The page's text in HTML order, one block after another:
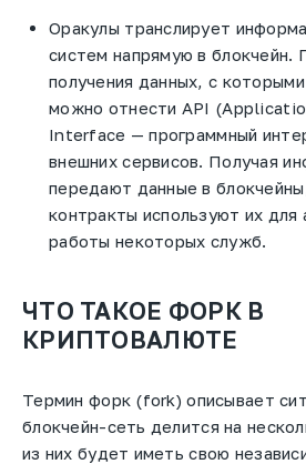
Оракулы транслирует
систем напрямую в блокчейн.
получения данных, с
можно отнести API
Interface — программный
внешних сервисов. Получая
передают данные в
контракты используют их для
работы некоторых служб.
ЧТО ТАКОЕ ФОРК В
КРИПТОВАЛЮТЕ
Термин форк (fork) описывает
блокчейн-сеть делится на
из них будет иметь свою